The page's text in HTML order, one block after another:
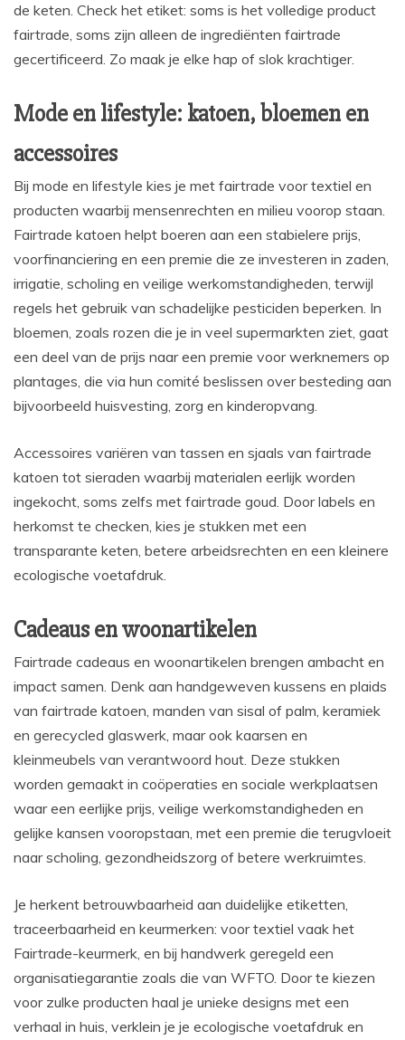
de keten. Check het etiket: soms is het volledige product
fairtrade, soms zijn alleen de ingrediënten fairtrade
gecertificeerd. Zo maak je elke hap of slok krachtiger.
Mode en lifestyle: katoen, bloemen en
accessoires
Bij mode en lifestyle kies je met fairtrade voor textiel en
producten waarbij mensenrechten en milieu voorop staan.
Fairtrade katoen helpt boeren aan een stabielere prijs,
voorfinanciering en een premie die ze investeren in zaden,
irrigatie, scholing en veilige werkomstandigheden, terwijl
regels het gebruik van schadelijke pesticiden beperken. In
bloemen, zoals rozen die je in veel supermarkten ziet, gaat
een deel van de prijs naar een premie voor werknemers op
plantages, die via hun comité beslissen over besteding aan
bijvoorbeeld huisvesting, zorg en kinderopvang.
Accessoires variëren van tassen en sjaals van fairtrade
katoen tot sieraden waarbij materialen eerlijk worden
ingekocht, soms zelfs met fairtrade goud. Door labels en
herkomst te checken, kies je stukken met een
transparante keten, betere arbeidsrechten en een kleinere
ecologische voetafdruk.
Cadeaus en woonartikelen
Fairtrade cadeaus en woonartikelen brengen ambacht en
impact samen. Denk aan handgeweven kussens en plaids
van fairtrade katoen, manden van sisal of palm, keramiek
en gerecycled glaswerk, maar ook kaarsen en
kleinmeubels van verantwoord hout. Deze stukken
worden gemaakt in coöperaties en sociale werkplaatsen
waar een eerlijke prijs, veilige werkomstandigheden en
gelijke kansen vooropstaan, met een premie die terugvloeit
naar scholing, gezondheidszorg of betere werkruimtes.
Je herkent betrouwbaarheid aan duidelijke etiketten,
traceerbaarheid en keurmerken: voor textiel vaak het
Fairtrade-keurmerk, en bij handwerk geregeld een
organisatiegarantie zoals die van WFTO. Door te kiezen
voor zulke producten haal je unieke designs met een
verhaal in huis, verklein je je ecologische voetafdruk en